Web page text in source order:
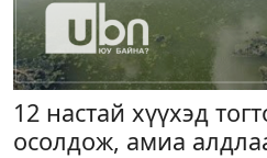
12 настай хүүхэд
осолдож, амиа